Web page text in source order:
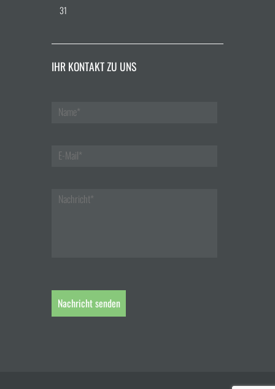
31
IHR KONTAKT ZU UNS